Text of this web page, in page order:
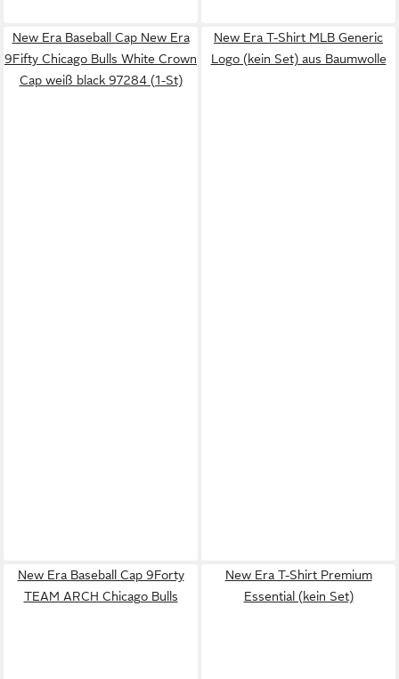
New Era Baseball Cap New Era
9Fifty Chicago Bulls White Crown
Cap weiß black 97284 (1-St)
New Era T-Shirt MLB Generic
Logo (kein Set) aus Baumwolle
New Era Baseball Cap 9Forty
TEAM ARCH Chicago Bulls
New Era T-Shirt Premium
Essential (kein Set)